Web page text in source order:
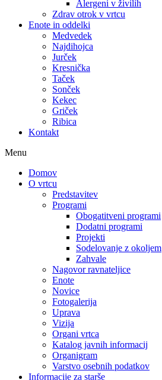
Alergeni v živilih
Zdrav otrok v vrtcu
Enote in oddelki
Medvedek
Najdihojca
Jurček
Kresnička
Taček
Sonček
Kekec
Griček
Ribica
Kontakt
Menu
Domov
O vrtcu
Predstavitev
Programi
Obogatitveni programi
Dodatni programi
Projekti
Sodelovanje z okoljem
Zahvale
Nagovor ravnateljice
Enote
Novice
Fotogalerija
Uprava
Vizija
Organi vrtca
Katalog javnih informacij
Organigram
Varstvo osebnih podatkov
Informacije za starše